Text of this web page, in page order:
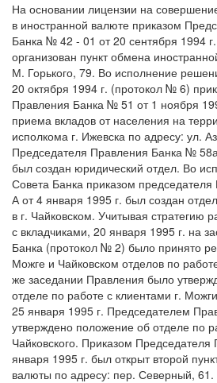
На основании лицензии на
в иностранной валюте приказом
Банка № 42 - 01 от 20 сентября 1994
организован пункт обмена
М. Горького, 79. Во исполнение
20 октября 1994 г. (протокол № 6)
Правления Банка № 51 от 1 ноября
приема вкладов от населения на
исполкома г. Ижевска по адресу: ул.
Председателя Правления Банка №
был создан юридический отдел. Во
Совета Банка приказом
А от 4 января 1995 г. был создан
в г. Чайковском. Учитывая стратегию
с вкладчиками, 20 января 1995 г. на
Банка (протокол № 2) было принято
Можге и Чайковском отделов по
же заседании Правления было
отделе по работе с клиентами г.
25 января 1995 г. Председателем
утверждено положение об отделе по
Чайковского. Приказом
января 1995 г. был открыт второй
валюты по адресу: пер. Северный, 61.